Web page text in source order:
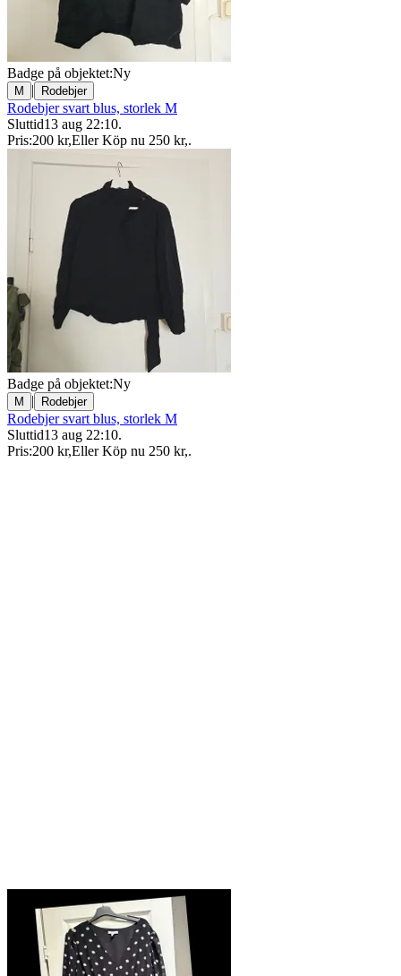
Badge på objektet:Ny
M | Rodebjer
Rodebjer svart blus, storlek M
Sluttid13 aug 22:10.
Pris:200 kr,Eller Köp nu 250 kr,.
Badge på objektet:Ny
M | Rodebjer
Rodebjer svart blus, storlek M
Sluttid13 aug 22:10.
Pris:200 kr,Eller Köp nu 250 kr,.